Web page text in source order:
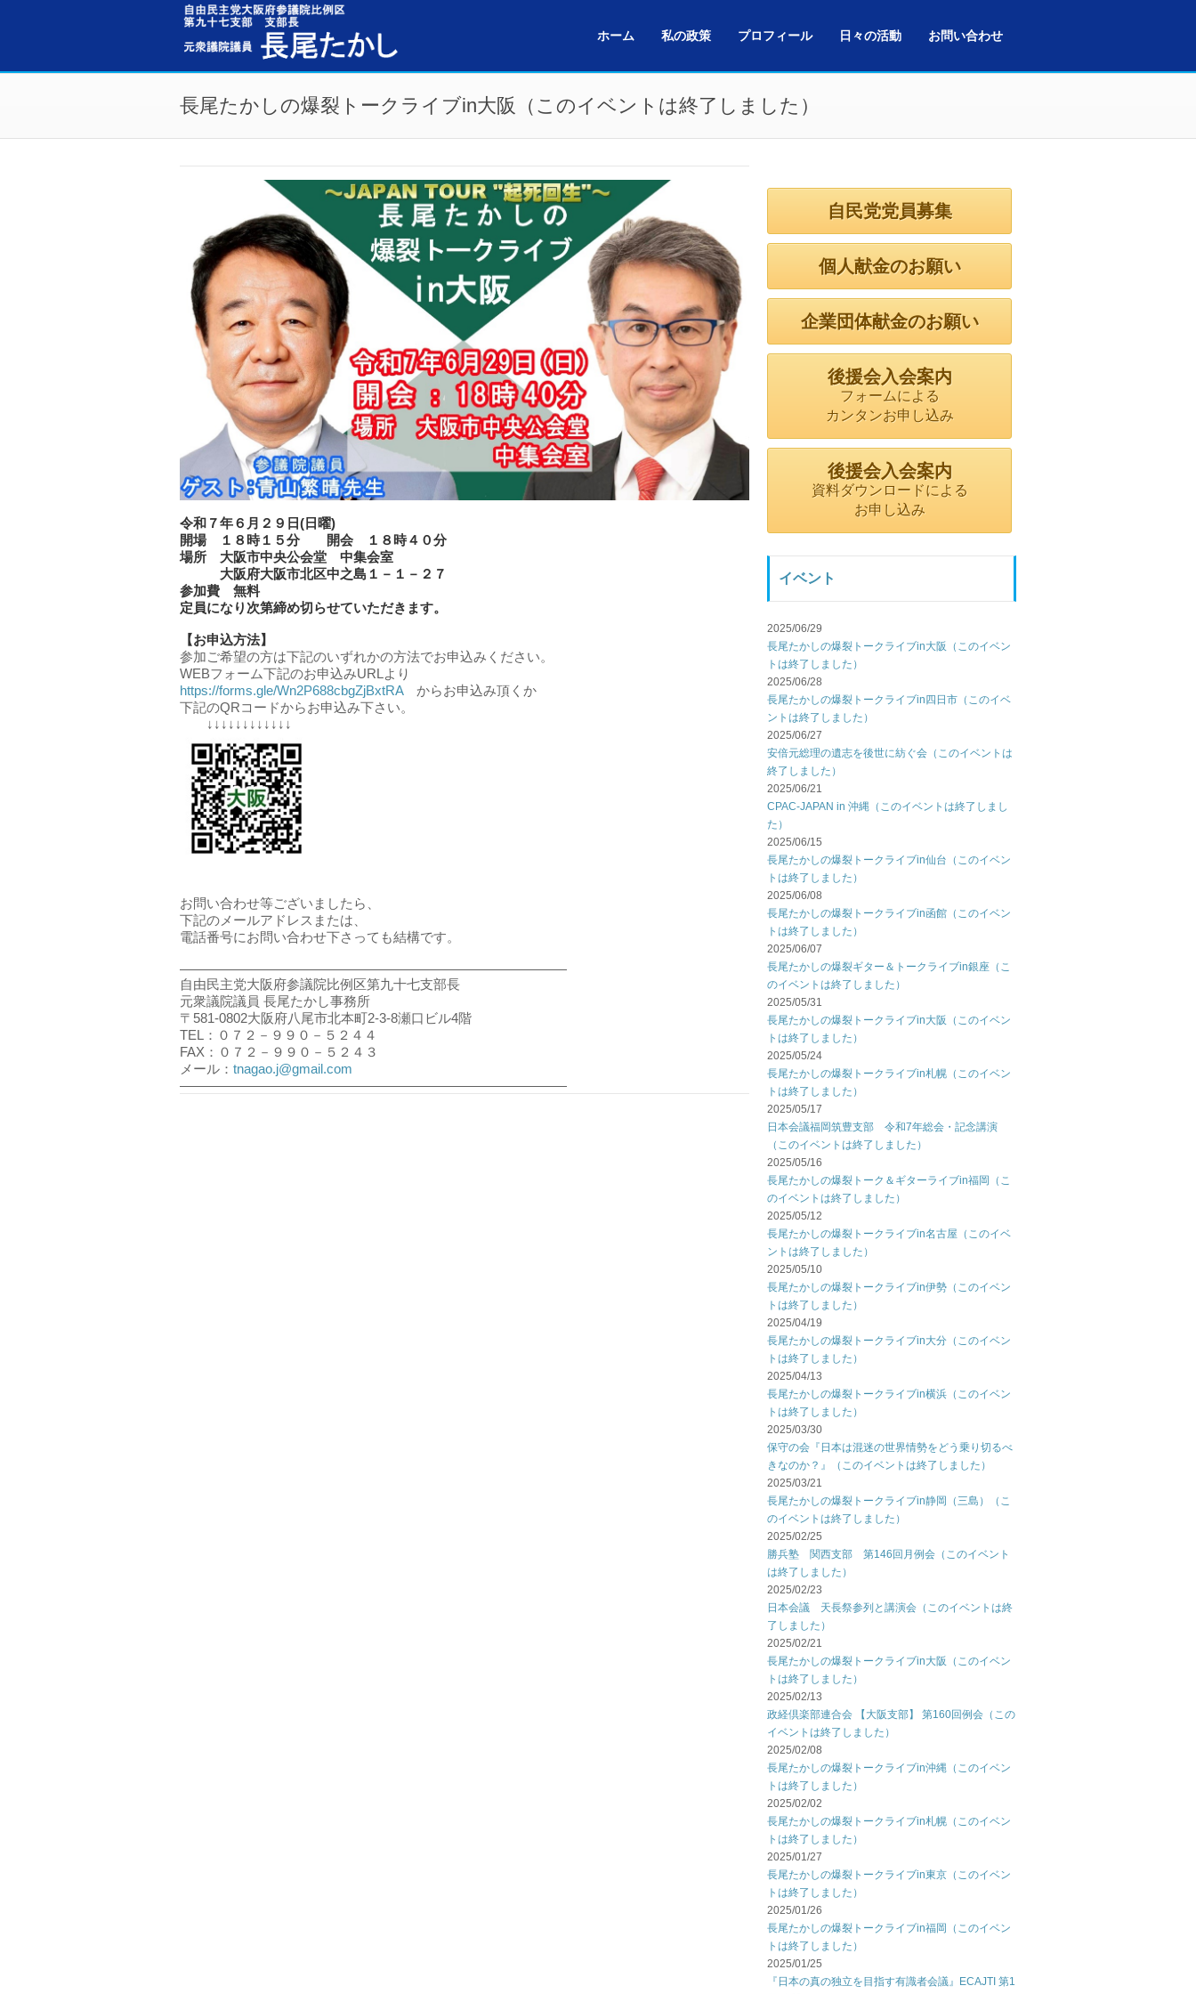
ホーム 私の政策 プロフィール 日々の活動 お問い合わせ
長尾たかしの爆裂トークライブin大阪（このイベントは終了しました）
令和７年６月２９日(日曜)
開場 １８時１５分 開会 １８時４０分
場所 大阪市中央公会堂 中集会室
大阪府大阪市北区中之島１－１－２７
参加費 無料
定員になり次第締め切らせていただきます。
【お申込方法】
参加ご希望の方は下記のいずれかの方法でお申込みください。
WEBフォーム下記のお申込みURLより
https://forms.gle/Wn2P688cbgZjBxtRAからお申込み頂くか
下記のQRコードからお申込み下さい。
↓↓↓↓↓↓↓↓↓↓↓↓
お問い合わせ等ございましたら、
下記のメールアドレスまたは、
電話番号にお問い合わせ下さっても結構です。
―――――――――――――――――――――――――――――
自由民主党大阪府参議院比例区第九十七支部長
元衆議院議員 長尾たかし事務所
〒581-0802大阪府八尾市北本町2-3-8瀬口ビル4階
TEL：０７２－９９０－５２４４
FAX：０７２－９９０－５２４３
メール： tnagao.j@gmail.com
―――――――――――――――――――――――――――――
自民党党員募集
個人献金のお願い
企業団体献金のお願い
後援会入会案内
フォームによる
カンタンお申し込み
後援会入会案内
資料ダウンロードによる
お申し込み
イベント
2025/06/29
長尾たかしの爆裂トークライブin大阪（このイベン
トは終了しました）
2025/06/28
長尾たかしの爆裂トークライブin四日市（このイベ
ントは終了しました）
2025/06/27
安倍元総理の遺志を後世に紡ぐ会（このイベントは
終了しました）
2025/06/21
CPAC-JAPAN in 沖縄（このイベントは終了しまし
た）
2025/06/15
長尾たかしの爆裂トークライブin仙台（このイベン
トは終了しました）
2025/06/08
長尾たかしの爆裂トークライブin函館（このイベン
トは終了しました）
2025/06/07
長尾たかしの爆裂ギター＆トークライブin銀座（こ
のイベントは終了しました）
2025/05/31
長尾たかしの爆裂トークライブin大阪（このイベン
トは終了しました）
2025/05/24
長尾たかしの爆裂トークライブin札幌（このイベン
トは終了しました）
2025/05/17
日本会議福岡筑豊支部 令和7年総会・記念講演
（このイベントは終了しました）
2025/05/16
長尾たかしの爆裂トーク＆ギターライブin福岡（こ
のイベントは終了しました）
2025/05/12
長尾たかしの爆裂トークライブin名古屋（このイベ
ントは終了しました）
2025/05/10
長尾たかしの爆裂トークライブin伊勢（このイベン
トは終了しました）
2025/04/19
長尾たかしの爆裂トークライブin大分（このイベン
トは終了しました）
2025/04/13
長尾たかしの爆裂トークライブin横浜（このイベン
トは終了しました）
2025/03/30
保守の会『日本は混迷の世界情勢をどう乗り切るべ
きなのか？』（このイベントは終了しました）
2025/03/21
長尾たかしの爆裂トークライブin静岡（三島）（こ
のイベントは終了しました）
2025/02/25
勝兵塾 関西支部 第146回月例会（このイベント
は終了しました）
2025/02/23
日本会議 天長祭参列と講演会（このイベントは終
了しました）
2025/02/21
長尾たかしの爆裂トークライブin大阪（このイベン
トは終了しました）
2025/02/13
政経倶楽部連合会 【大阪支部】 第160回例会（この
イベントは終了しました）
2025/02/08
長尾たかしの爆裂トークライブin沖縄（このイベン
トは終了しました）
2025/02/02
長尾たかしの爆裂トークライブin札幌（このイベン
トは終了しました）
2025/01/27
長尾たかしの爆裂トークライブin東京（このイベン
トは終了しました）
2025/01/26
長尾たかしの爆裂トークライブin福岡（このイベン
トは終了しました）
2025/01/25
『日本の真の独立を目指す有識者会議』ECAJTI 第1